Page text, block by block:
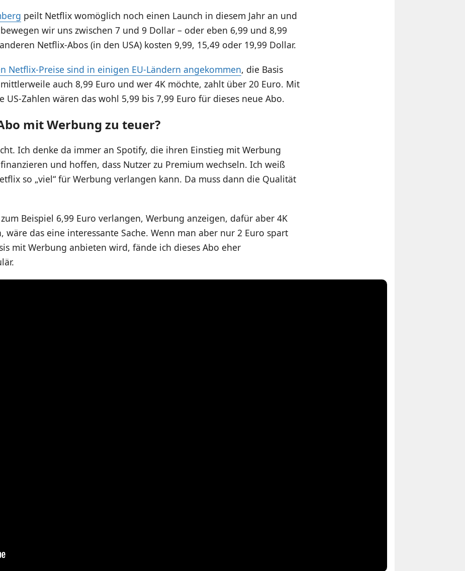
peilt Netflix womöglich noch einen Launch in diesem Jahr an und
wir uns zwischen 7 und 9 Dollar – oder eben 6,99 und 8,99
Netflix-Abos (in den USA) kosten 9,99, 15,49 oder 19,99 Dollar.
Netflix-Preise sind in einigen EU-Ländern angekommen, die Basis
auch 8,99 Euro und wer 4K möchte, zahlt über 20 Euro. Mit
US-Zahlen wären das wohl 5,99 bis 7,99 Euro für dieses neue Abo.
mit Werbung zu teuer?
Ich denke da immer an Spotify, die ihren Einstieg mit Werbung
und hoffen, dass Nutzer zu Premium wechseln. Ich weiß
so „viel“ für Werbung verlangen kann. Da muss dann die Qualität
Beispiel 6,99 Euro verlangen, Werbung anzeigen, dafür aber 4K
wäre das eine interessante Sache. Wenn man aber nur 2 Euro spart
mit Werbung anbieten wird, fände ich dieses Abo eher